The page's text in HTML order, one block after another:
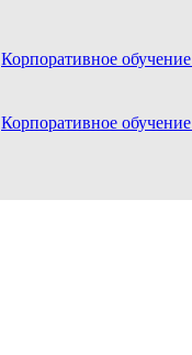
Корпоративное обучение
Корпоративное обучение